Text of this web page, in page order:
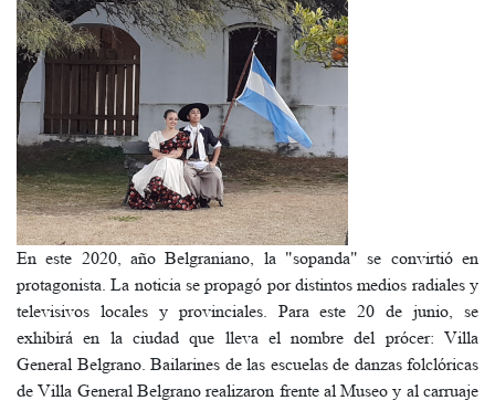
En este 2020, año Belgraniano, la "sopanda" se convirtió en
protagonista. La noticia se propagó por distintos medios radiales y
televisivos locales y provinciales. Para este 20 de junio, se
exhibirá en la ciudad que lleva el nombre del prócer: Villa
General Belgrano. Bailarines de las escuelas de danzas folclóricas
de Villa General Belgrano realizaron frente al Museo y al carruaje